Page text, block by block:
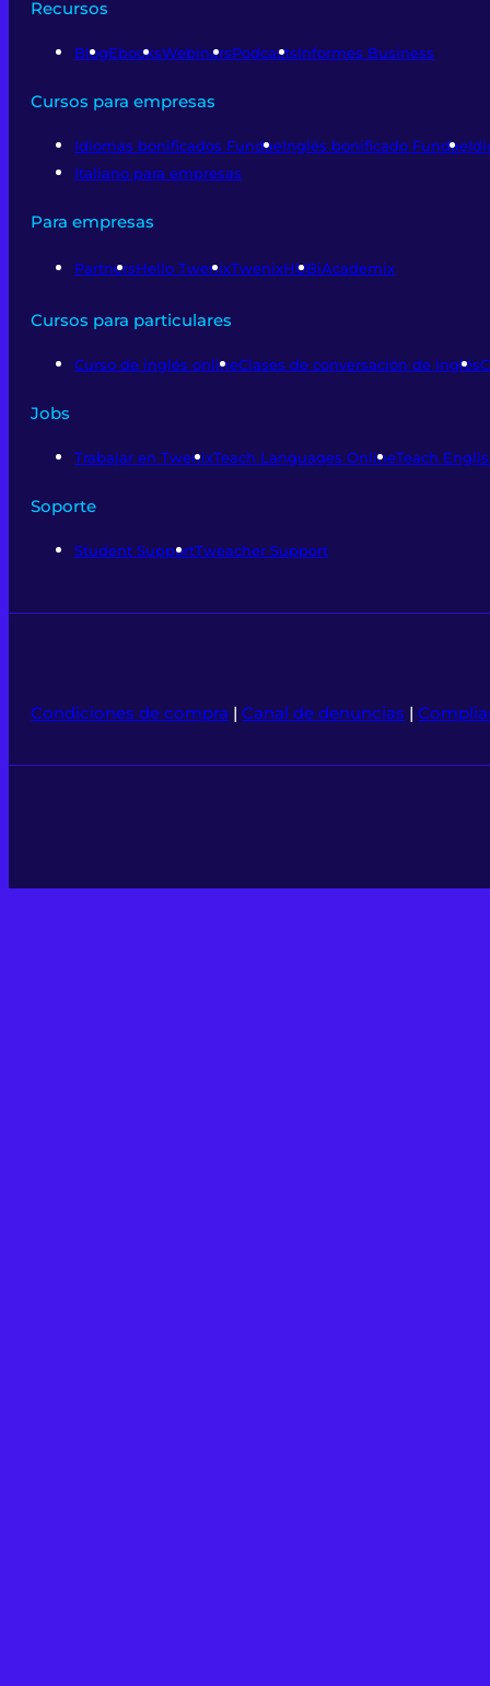
Recursos
BlogEbooksWebinarsPodcastsInformes Business
Cursos para empresas
Idiomas bonificados FundaeInglés bonificado Fundae
Italiano para empresas
Para empresas
PartnersHello TwenixTwenixHUBiAcademix
Cursos para particulares
Curso de inglés onlineClases de conversación de inglés
Jobs
Trabajar en TwenixTeach Languages OnlineTeach
Soporte
Student SupportTweacher Support
Condiciones de compra | Canal de denuncias |